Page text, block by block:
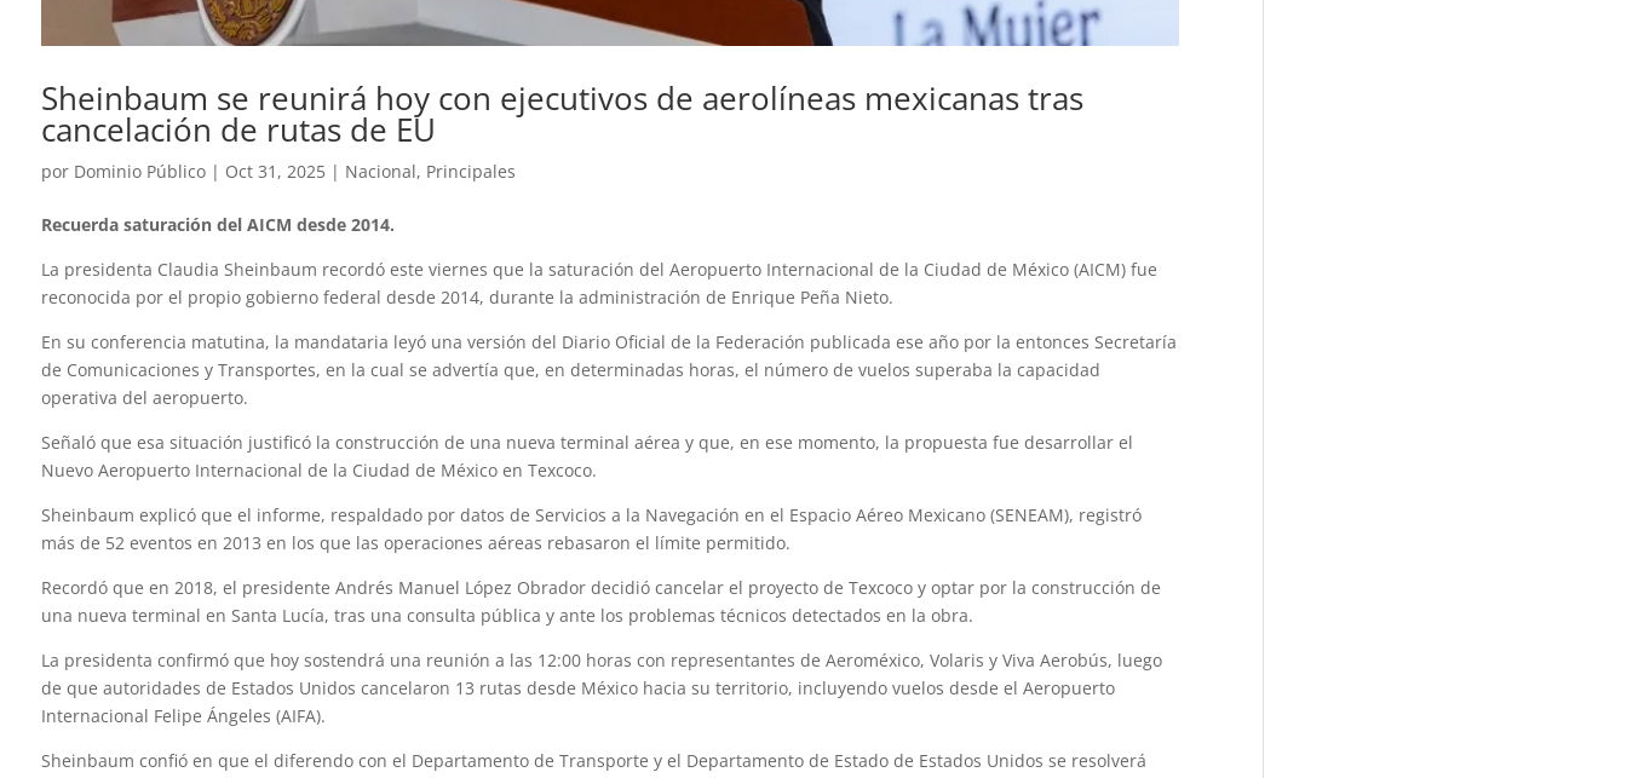
Sheinbaum se reunirá hoy con ejecutivos de aerolíneas mexicanas tras
cancelación de rutas de EU
por Dominio Público| Oct 31, 2025| Nacional, Principales
Recuerda saturación del AICM desde 2014.
La presidenta Claudia Sheinbaum recordó este viernes que la saturación del Aeropuerto Internacional de la Ciudad de México (AICM) fue
reconocida por el propio gobierno federal desde 2014, durante la administración de Enrique Peña Nieto.
En su conferencia matutina, la mandataria leyó una versión del Diario Oficial de la Federación publicada ese año por la entonces Secretaría
de Comunicaciones y Transportes, en la cual se advertía que, en determinadas horas, el número de vuelos superaba la capacidad
operativa del aeropuerto.
Señaló que esa situación justificó la construcción de una nueva terminal aérea y que, en ese momento, la propuesta fue desarrollar el
Nuevo Aeropuerto Internacional de la Ciudad de México en Texcoco.
Sheinbaum explicó que el informe, respaldado por datos de Servicios a la Navegación en el Espacio Aéreo Mexicano (SENEAM), registró
más de 52 eventos en 2013 en los que las operaciones aéreas rebasaron el límite permitido.
Recordó que en 2018, el presidente Andrés Manuel López Obrador decidió cancelar el proyecto de Texcoco y optar por la construcción de
una nueva terminal en Santa Lucía, tras una consulta pública y ante los problemas técnicos detectados en la obra.
La presidenta confirmó que hoy sostendrá una reunión a las 12:00 horas con representantes de Aeroméxico, Volaris y Viva Aerobús, luego
de que autoridades de Estados Unidos cancelaron 13 rutas desde México hacia su territorio, incluyendo vuelos desde el Aeropuerto
Internacional Felipe Ángeles (AIFA).
Sheinbaum confió en que el diferendo con el Departamento de Transporte y el Departamento de Estado de Estados Unidos se resolverá